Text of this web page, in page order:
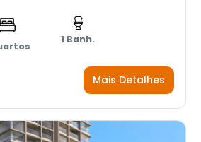
1 Banh.
Mais Detalhes